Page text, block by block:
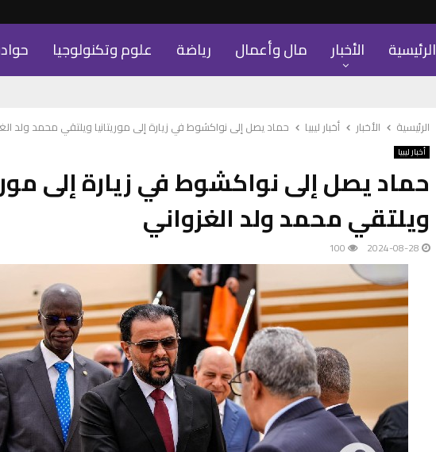
الرئيسية الأخبار مال وأعمال رياضة علوم وتكنولوجيا
الرئيسية الأخبار أخبار ليبيا حماد يصل إلى نواكشوط في زيارة إلى موريتانيا ويلتقي محمد ولد
أخبار ليبيا
حماد يصل إلى نواكشوط في زيارة إلى
ويلتقي محمد ولد الغزواني
2024-08-28
100